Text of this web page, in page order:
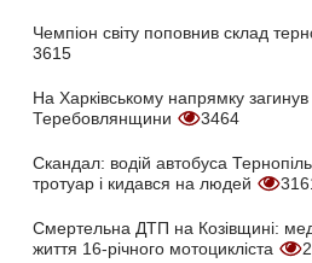
Чемпіон світу поповнив склад
3615
На Харківському напрямку загинув
Теребовлянщини
3464
Скандал: водій автобуса
тротуар і кидався на людей
Смертельна ДТП на Козівщині:
життя 16-річного мотоцикліста